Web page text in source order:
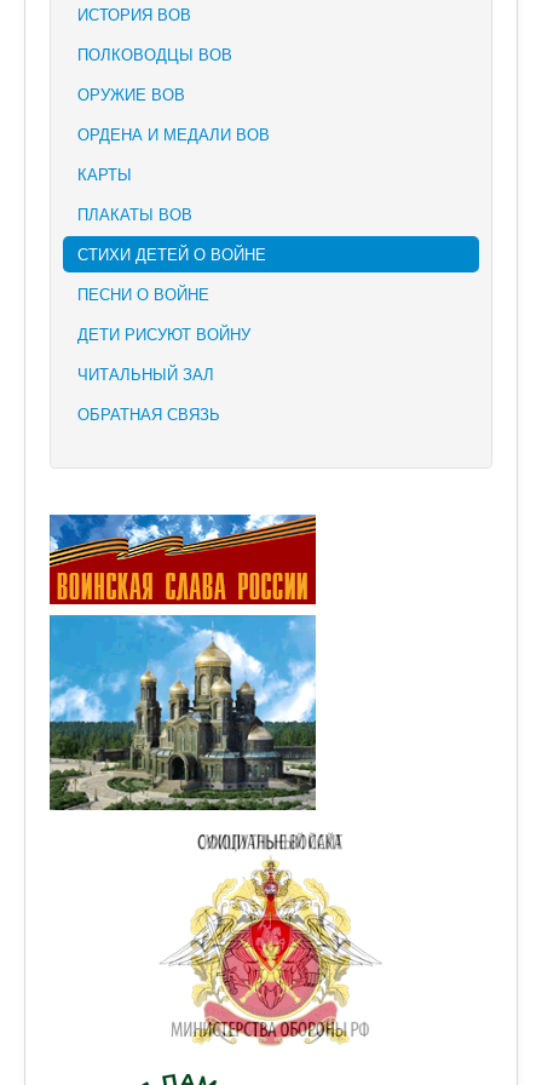
ИСТОРИЯ ВОВ
ПОЛКОВОДЦЫ ВОВ
ОРУЖИЕ ВОВ
ОРДЕНА И МЕДАЛИ ВОВ
КАРТЫ
ПЛАКАТЫ ВОВ
СТИХИ ДЕТЕЙ О ВОЙНЕ
ПЕСНИ О ВОЙНЕ
ДЕТИ РИСУЮТ ВОЙНУ
ЧИТАЛЬНЫЙ ЗАЛ
ОБРАТНАЯ СВЯЗЬ